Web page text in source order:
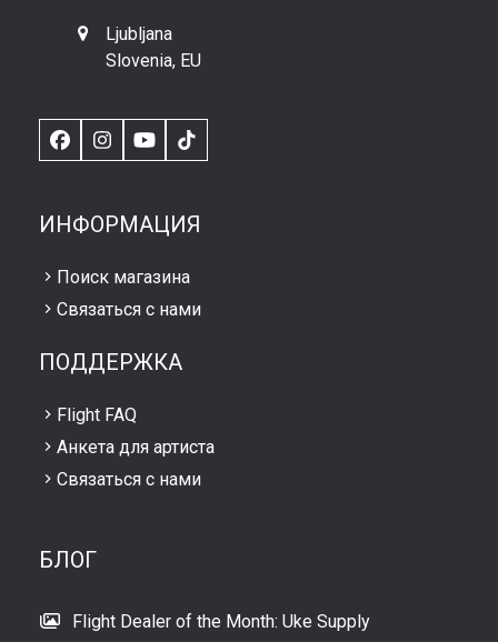
Ljubljana
Slovenia, EU
FacebookInstagram
YouTubeTikTok
ИНФОРМАЦИЯ
Поиск магазина
Связаться с нами
ПОДДЕРЖКА
Flight FAQ
Анкета для артиста
Связаться с нами
БЛОГ
Flight Dealer of the Month: Uke Supply